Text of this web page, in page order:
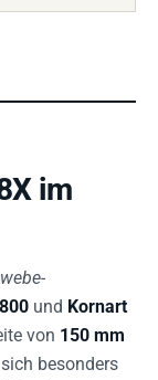
im
und Kornart
von 150 mm
besonders